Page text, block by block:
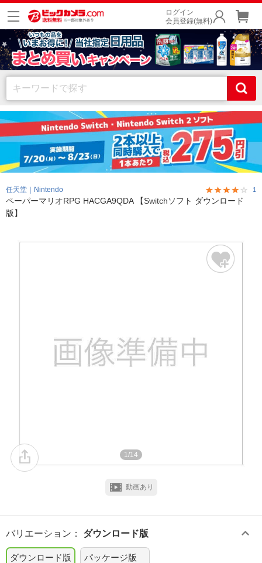
ログイン
会員登録(無料)
任天堂｜Nintendo 1
ペーパーマリオRPG HACGA9QDA 【Switchソフト ダウンロード
版】
1/14
動画あり
バリエーション ： ダウンロード版
ダウンロード版 パッケージ版